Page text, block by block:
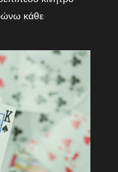
κάθε